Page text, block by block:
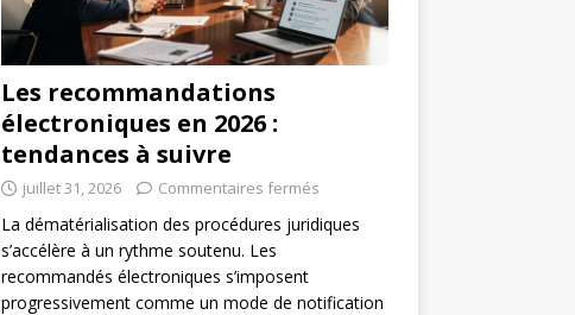
Les recommandations
électroniques en 2026 :
tendances à suivre
juillet 31, 2026 Commentaires fermés
La dématérialisation des procédures juridiques
s’accélère à un rythme soutenu. Les
recommandés électroniques s’imposent
progressivement comme un mode de notification